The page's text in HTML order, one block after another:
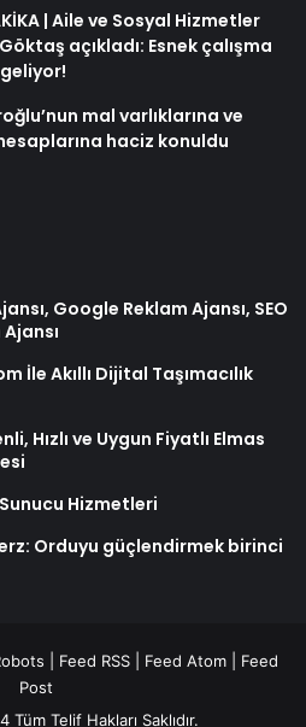
| Aile ve Sosyal Hizmetler
açıkladı: Esnek çalışma
mal varlıklarına ve
haciz konuldu
Google Reklam Ajansı, SEO
İle Akıllı Dijital Taşımacılık
Hızlı ve Uygun Fiyatlı Elmas
Hizmetleri
Orduyu güçlendirmek birinci
Feed RSS Feed Atom
Feed
Post
Telif Hakları Saklıdır.